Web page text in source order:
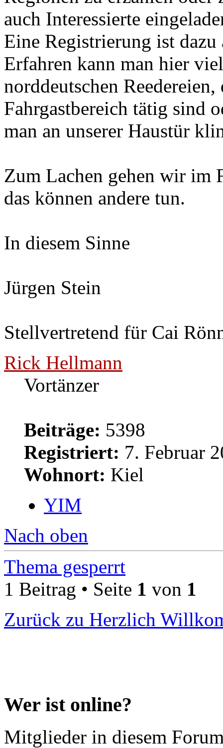
auch Interessierte
Eine Registrierung ist
Erfahren kann man hier
norddeutschen
Fahrgastbereich tätig sind
man an unserer Haustür
Zum Lachen gehen wir im
das können andere tun.
In diesem Sinne
Jürgen Stein
Stellvertretend für Cai
Rick Hellmann
Vortänzer
Beiträge: 5398
Registriert: 7. Februar
Wohnort: Kiel
YIM
Nach oben
Thema gesperrt
1 Beitrag • Seite 1 von 1
Zurück zu Herzlich
Wer ist online?
Mitglieder in diesem